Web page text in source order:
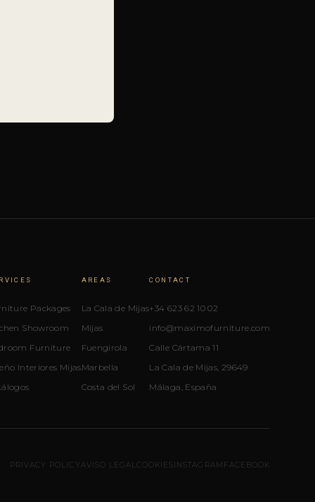
Packages
Showroom
Furniture
Interiores Mijas
AREAS
La Cala de Mijas
Mijas
Fuengirola
Marbella
Costa del Sol
CONTACT
+34 623 62 10 02
info@maximofurniture.com
Calle Cártama 11
La Cala de Mijas, 29649
Málaga, España
PRIVACY POLICYAVISO LEGALCOOKIESINSTAGRAM FACEBOOK